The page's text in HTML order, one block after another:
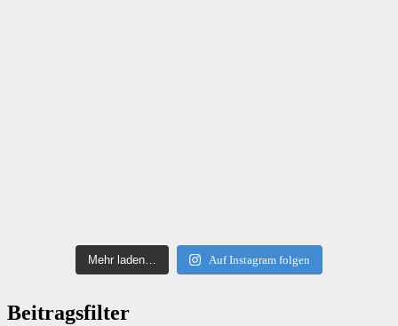
Mehr laden… Auf Instagram folgen
Beitragsfilter